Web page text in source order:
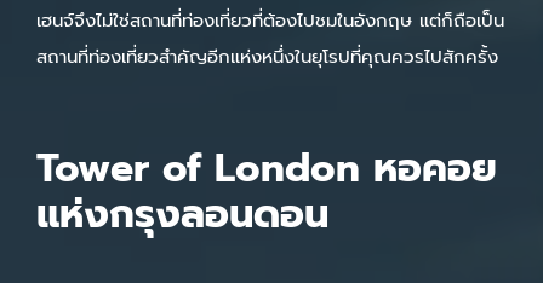
เฮนจ์จึงไม่ใช่สถานที่ท่องเที่ยวที่ต้องไปชมในอังกฤษ แต่ก็ถือเป็น
สถานที่ท่องเที่ยวสำคัญอีกแห่งหนึ่งในยุโรปที่คุณควรไปสักครั้ง
Tower of London หอคอย
แห่งกรุงลอนดอน